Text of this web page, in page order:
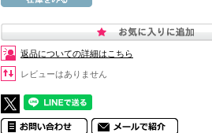
返品についての詳細はこちら
レビューはありません